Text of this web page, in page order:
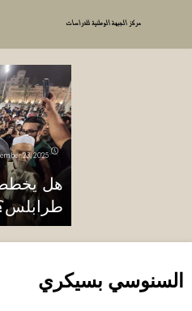
23, 2025
هل
السنوسي بسيكري